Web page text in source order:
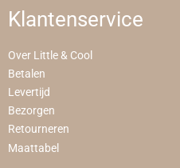
Klantenservice
Over Little & Cool
Betalen
Levertijd
Bezorgen
Retourneren
Maattabel